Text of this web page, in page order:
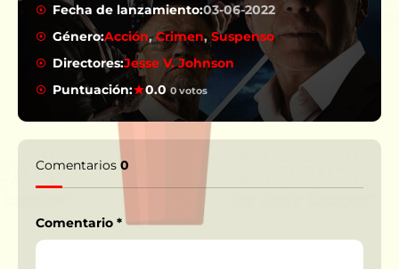
Fecha de lanzamiento:03-06-2022
Género:Acción,Crimen,Suspenso
Directores:Jesse V. Johnson
Puntuación:
0.0 0 votos
Comentarios 0
Comentario *